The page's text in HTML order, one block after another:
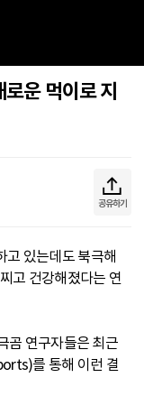
운 먹이로 지
공유하기
고 있는데도 북극해
고 건강해졌다는 연
곰 연구자들은 최근
를 통해 이런 결